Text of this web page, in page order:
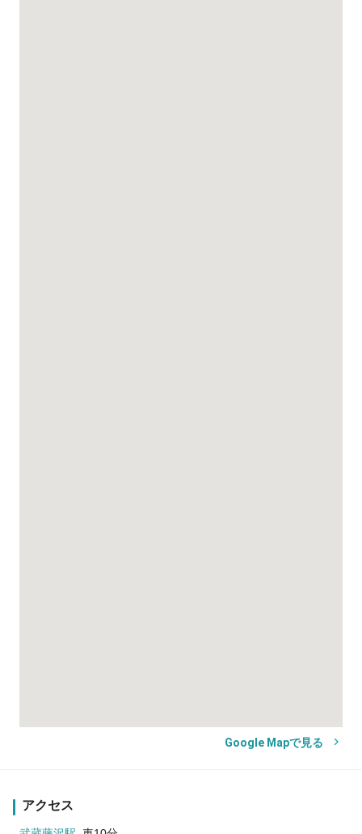
Google Mapで見る
アクセス